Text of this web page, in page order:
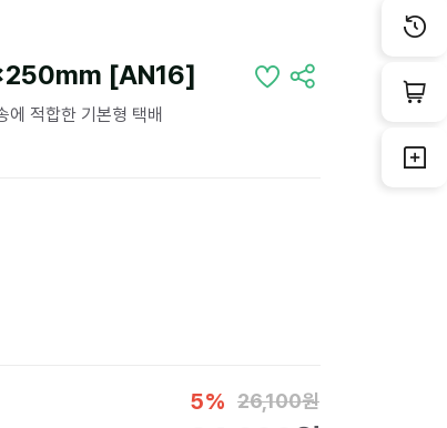
[AN16]
에 적합한 기본형 택배
5% 26,100원